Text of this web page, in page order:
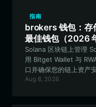
指南
brokers 钱包：存
最佳钱包（2026
Solana 区块链上管理
用 Bitget Wallet 与
口并确保您的链上资产安
Aug 8, 2026